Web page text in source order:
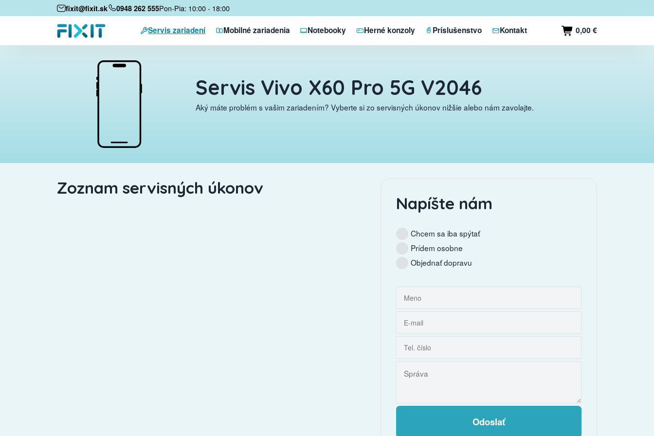
fixit@fixit.sk 0948 262 555Pon-Pia: 10:00 - 18:00
Servis zariadení Mobilné zariadenia Notebooky Herné konzoly Príslušenstvo Kontakt 0,00 €
Servis Vivo X60 Pro 5G V2046
Aký máte problém s vašim zariadením? Vyberte si zo servisných úkonov nižšie alebo nám zavolajte.
Zoznam servisných úkonov
Napíšte nám
Chcem sa iba spýtať
Prídem osobne
Objednať dopravu
Odoslať